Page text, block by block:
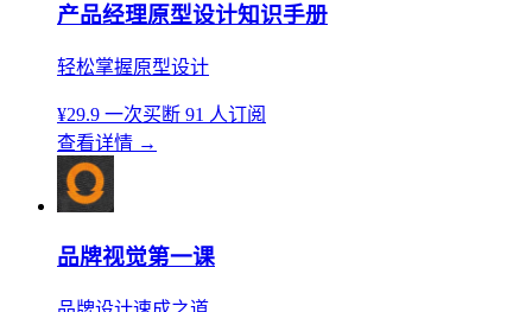
产品经理原型设计知识手册
轻松掌握原型设计
¥29.9 一次买断 91 人订阅
查看详情 →
品牌视觉第一课